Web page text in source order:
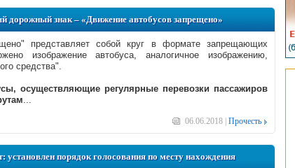
дорожный знак – «Движение автобусов запрещено»
представляет собой круг в формате запрещающих
изображение автобуса, аналогичное изображению,
средства".
осуществляющие регулярные перевозки пассажиров
...
06.06.2018 | Прочесть
установлен порядок голосования по месту нахождения